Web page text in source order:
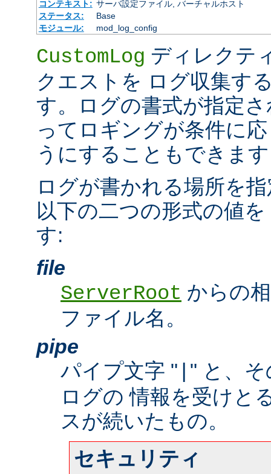
コンテキスト: サーバ設定ファイル, バーチャルホスト
ステータス:
Base
モジュール:
mod_log_config
CustomLog ディレクテ
クエストを ログ収集す
す。ログの書式が指定
ってロギングが条件に
うにすることもできま
ログが書かれる場所を
以下の二つの形式の値
す:
file
ServerRoot からの
ファイル名。
pipe
パイプ文字 " " と、
ログの 情報を受けと
スが続いたもの。
セキュリティ